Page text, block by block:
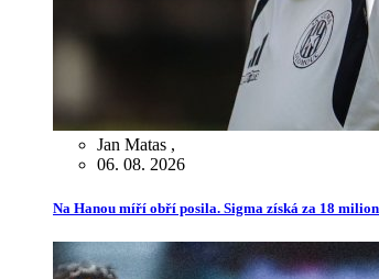
Jan Matas ,
06. 08. 2026
Na Hanou míří obří posila. Sigma získá za 18